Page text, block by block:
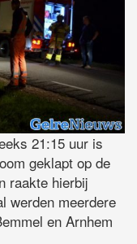
21:15 uur is
geklapt op de
raakte hierbij
werden meerdere
en Arnhem